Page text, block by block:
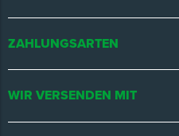
ZAHLUNGSARTEN
WIR VERSENDEN MIT